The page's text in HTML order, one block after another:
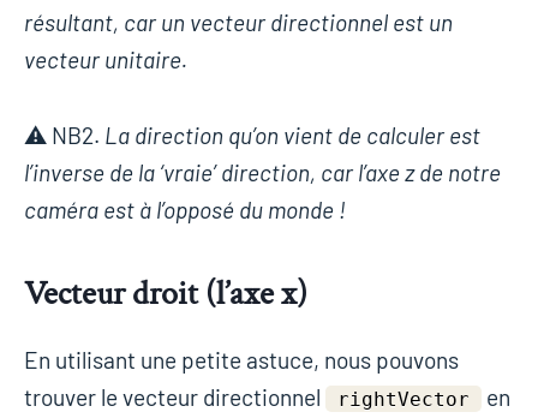
résultant, car un vecteur directionnel est un
vecteur unitaire.
⚠️ NB2. La direction qu’on vient de calculer est
l’inverse de la ‘vraie’ direction, car l’axe z de notre
caméra est à l’opposé du monde !
Vecteur droit (l’axe x)
En utilisant une petite astuce, nous pouvons
trouver le vecteur directionnel
rightVector
en